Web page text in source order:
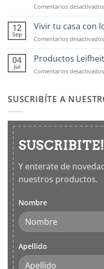
Comentarios desactivados
12
Sep
Vivir tu casa con
Comentarios desactivados
04
Jul
Productos Leifheit
Comentarios desactivados
SUSCRIBÍTE A
SUSCRIBITE!
Y enterate de
nuestros productos.
Nombre
Apellido